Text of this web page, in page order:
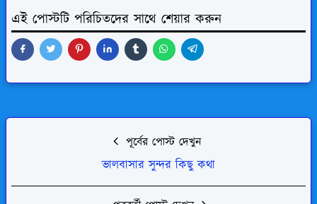
এই পোস্টটি পরিচিতদের সাথে শেয়ার করুন
পূর্বের পোস্ট দেখুন
ভালবাসার সুন্দর কিছু কথা